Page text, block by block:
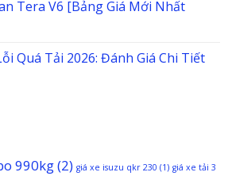
Tera V6 [Bảng Giá Mới Nhất
Quá Tải 2026: Đánh Giá Chi Tiết
990kg(2) giá xe isuzu qkr 230 (1) giá xe tải 3